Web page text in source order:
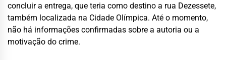
concluir a entrega, que teria como destino a rua Dezessete,
também localizada na Cidade Olímpica. Até o momento,
não há informações confirmadas sobre a autoria ou a
motivação do crime.